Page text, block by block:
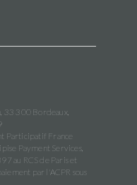
33 300 Bordeaux,
Participatif France
Payment Services,
au RCS de Paris et
par l'ACPR sous